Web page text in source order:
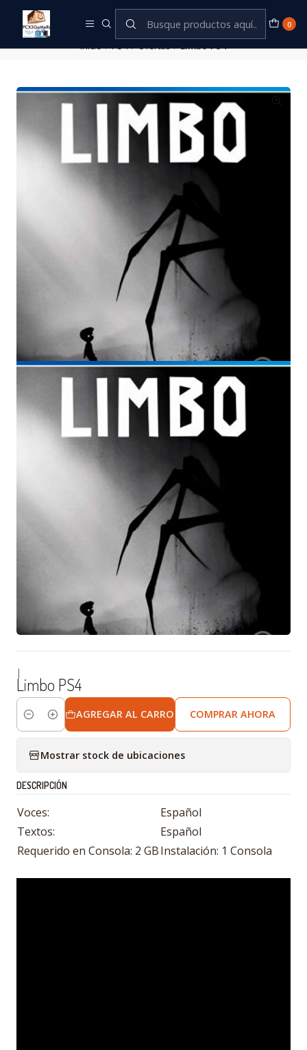
0
Inicio PS4 Ofertas Limbo PS4
|
Limbo PS4
Cantidad
AGREGAR AL CARRO COMPRAR AHORA
Mostrar stock de ubicaciones
DESCRIPCIÓN
Voces:
Español
Textos:
Español
Requerido en Consola: 2 GBInstalación: 1 Consola